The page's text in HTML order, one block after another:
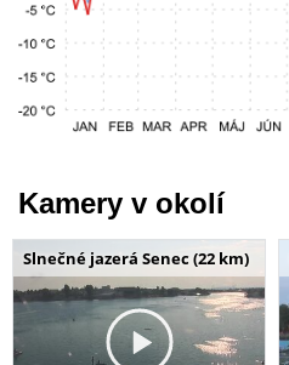
Kamery v okolí
Slnečné jazerá Senec (22 km)